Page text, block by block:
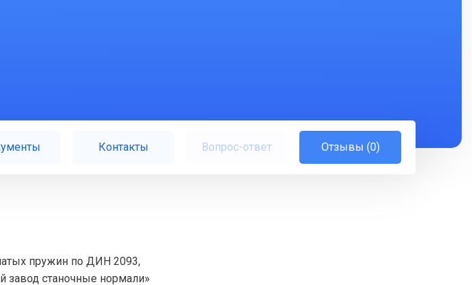
Контакты Вопрос-ответ Отзывы (0)
пружин по ДИН 2093,
завод станочные нормали»